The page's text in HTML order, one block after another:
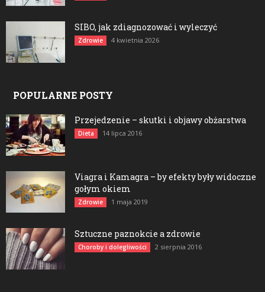
SIBO, jak zdiagnozować i wyleczyć
Zdrowie 4 kwietnia 2026
POPULARNE POSTY
Przejedzenie – skutki i objawy obżarstwa
Dieta 14 lipca 2016
Viagra i Kamagra – by efekty były widoczne
gołym okiem
Zdrowie 1 maja 2019
Sztuczne paznokcie a zdrowie
Choroby i dolegliwości 2 sierpnia 2016